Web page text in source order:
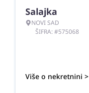
Salajka
NOVI SAD
ŠIFRA: #575068
Više o nekretnini >